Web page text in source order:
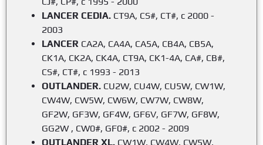
LANCER CEDIA. CT9A, CS#, CT#, с 2000 -
2003
LANCER CA2A, CA4A, CA5A, CB4A, CB5A,
CK1A, CK2A, CK4A, CT9A, CK1-4A, CA#, CB#,
CS#, CT#, с 1993 - 2013
OUTLANDER. CU2W, CU4W, CU5W, CW1W,
CW4W, CW5W, CW6W, CW7W, CW8W,
GF2W, GF3W, GF4W, GF6V, GF7W, GF8W,
GG2W , CW0#, GF0#, с 2002 - 2009
OUTLANDER XL. CW1W, CW4W, CW5W,